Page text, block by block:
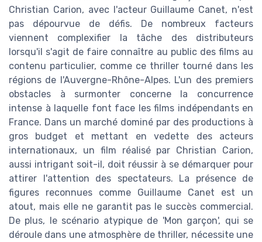
Christian Carion, avec l'acteur Guillaume Canet, n'est
pas dépourvue de défis. De nombreux facteurs
viennent complexifier la tâche des distributeurs
lorsqu'il s'agit de faire connaître au public des films au
contenu particulier, comme ce thriller tourné dans les
régions de l'Auvergne-Rhône-Alpes. L'un des premiers
obstacles à surmonter concerne la concurrence
intense à laquelle font face les films indépendants en
France. Dans un marché dominé par des productions à
gros budget et mettant en vedette des acteurs
internationaux, un film réalisé par Christian Carion,
aussi intrigant soit-il, doit réussir à se démarquer pour
attirer l'attention des spectateurs. La présence de
figures reconnues comme Guillaume Canet est un
atout, mais elle ne garantit pas le succès commercial.
De plus, le scénario atypique de 'Mon garçon', qui se
déroule dans une atmosphère de thriller, nécessite une